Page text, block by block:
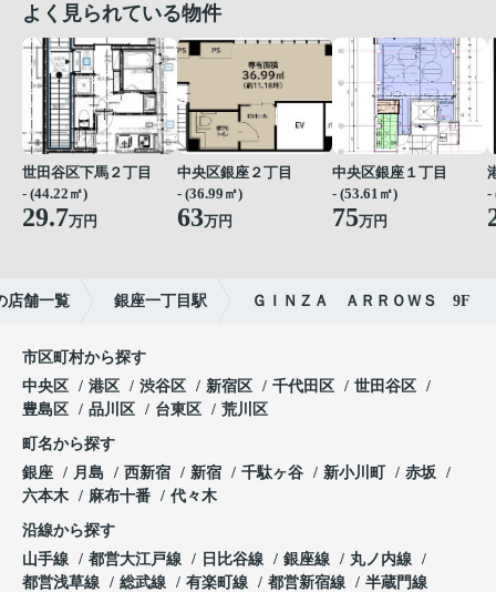
よく見られている物件
世田谷区下馬２丁目
- (44.22㎡)
29.7万円
中央区銀座２丁目
- (36.99㎡)
63万円
中央区銀座１丁目
- (53.61㎡)
75万円
-
店舗一覧 銀座一丁目駅 ＧＩＮＺＡ ＡＲＲＯＷＳ 9F
市区町村から探す
中央区
港区 渋谷区 新宿区 千代田区
世田谷区
豊島区
品川区 台東区 荒川区
町名から探す
銀座
月島 西新宿 新宿 千駄ヶ谷 新小川町
赤坂
六本木
麻布十番 代々木
沿線から探す
山手線
都営大江戸線 日比谷線 銀座線
丸ノ内線
都営浅草線
総武線 有楽町線 都営新宿線 半蔵門線